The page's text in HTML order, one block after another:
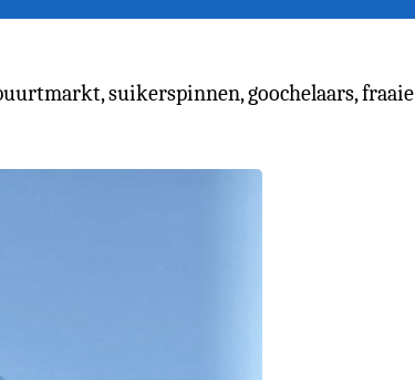
suikerspinnen, goochelaars, fraaie